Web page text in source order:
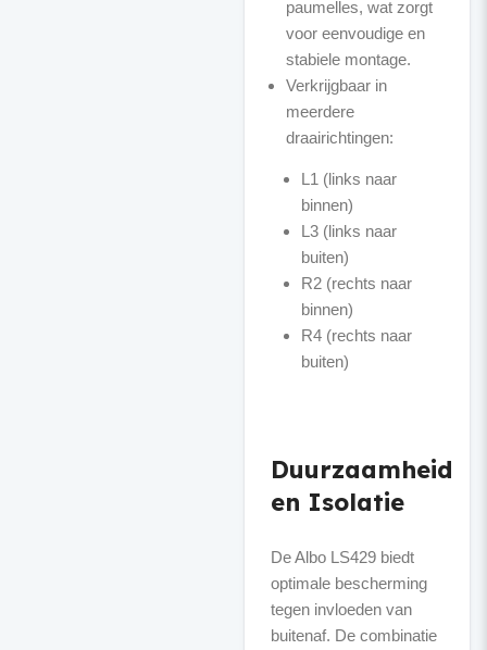
paumelles, wat zorgt
voor eenvoudige en
stabiele montage.
Verkrijgbaar in
meerdere
L1 (links naar
binnen)
L3 (links naar
buiten)
R2 (rechts naar
binnen)
R4 (rechts naar
buiten)
Duurzaamheid
en Isolatie
De Albo LS429 biedt
optimale bescherming
tegen invloeden van
buitenaf. De combinatie